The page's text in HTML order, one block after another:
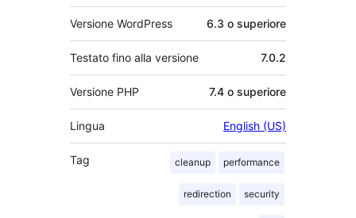
Versione WordPress 6.3 o superiore
Testato fino alla versione 7.0.2
Versione PHP 7.4 o superiore
Lingua English (US)
Tag cleanup performance
redirection security